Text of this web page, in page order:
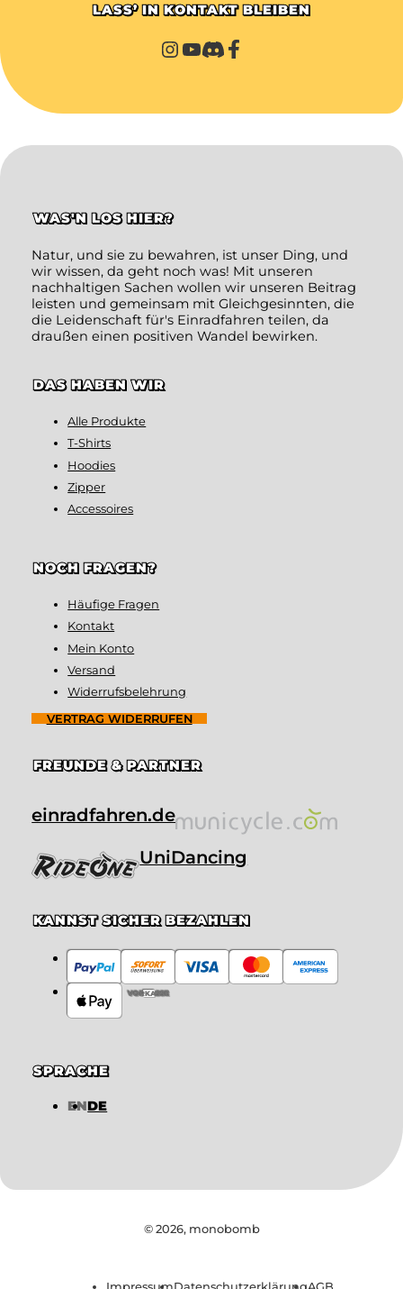
LASS’ IN KONTAKT BLEIBEN
WAS'N LOS HIER?
Natur, und sie zu bewahren, ist unser Ding, und
wir wissen, da geht noch was! Mit unseren
nachhaltigen Sachen wollen wir unseren Beitrag
leisten und gemeinsam mit Gleichgesinnten, die
die Leidenschaft für's Einradfahren teilen, da
draußen einen positiven Wandel bewirken.
DAS HABEN WIR
Alle Produkte
T-Shirts
Hoodies
Zipper
Accessoires
NOCH FRAGEN?
Häufige Fragen
Kontakt
Mein Konto
Versand
Widerrufsbelehrung
VERTRAG WIDERRUFEN
FREUNDE & PARTNER
einradfahren.de
UniDancing
KANNST SICHER BEZAHLEN
VORKASSE
SPRACHE
ENDE
© 2026, monobomb